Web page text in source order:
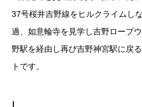
37号桜井吉野線をヒルクライムし
過、如意輪寺を見学し吉野ロープ
野駅を経由し再び吉野神宮駅に戻
トです。